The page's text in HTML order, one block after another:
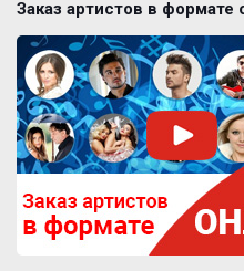
Заказ артистов в формате